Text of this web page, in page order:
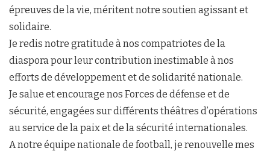
épreuves de la vie, méritent notre soutien agissant et
solidaire.
Je redis notre gratitude à nos compatriotes de la
diaspora pour leur contribution inestimable à nos
efforts de développement et de solidarité nationale.
Je salue et encourage nos Forces de défense et de
sécurité, engagées sur différents théâtres d’opérations
au service de la paix et de la sécurité internationales.
A notre équipe nationale de football, je renouvelle mes